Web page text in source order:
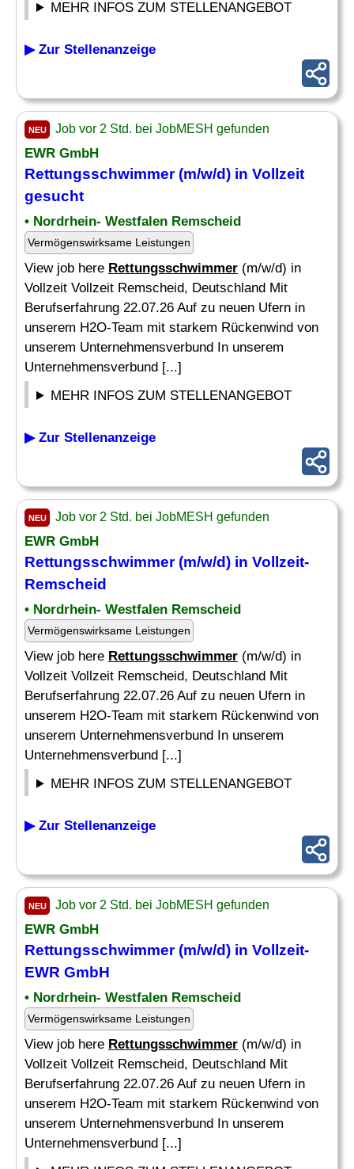
MEHR INFOS ZUM STELLENANGEBOT
▶ Zur Stellenanzeige
NEU Job vor 2 Std. bei JobMESH gefunden
EWR GmbH
Rettungsschwimmer(m/w/d) in Vollzeit
gesucht
• Nordrhein- Westfalen Remscheid
Vermögenswirksame Leistungen
View job here Rettungsschwimmer (m/w/d) in
Vollzeit Vollzeit Remscheid, Deutschland Mit
Berufserfahrung 22.07.26 Auf zu neuen Ufern in
unserem H2O-Team mit starkem Rückenwind von
unserem Unternehmensverbund In unserem
Unternehmensverbund [...]
MEHR INFOS ZUM STELLENANGEBOT
▶ Zur Stellenanzeige
NEU Job vor 2 Std. bei JobMESH gefunden
EWR GmbH
Rettungsschwimmer(m/w/d) in Vollzeit-
Remscheid
• Nordrhein- Westfalen Remscheid
Vermögenswirksame Leistungen
View job here Rettungsschwimmer (m/w/d) in
Vollzeit Vollzeit Remscheid, Deutschland Mit
Berufserfahrung 22.07.26 Auf zu neuen Ufern in
unserem H2O-Team mit starkem Rückenwind von
unserem Unternehmensverbund In unserem
Unternehmensverbund [...]
MEHR INFOS ZUM STELLENANGEBOT
▶ Zur Stellenanzeige
NEU Job vor 2 Std. bei JobMESH gefunden
EWR GmbH
Rettungsschwimmer(m/w/d) in Vollzeit-
EWR GmbH
• Nordrhein- Westfalen Remscheid
Vermögenswirksame Leistungen
View job here Rettungsschwimmer (m/w/d) in
Vollzeit Vollzeit Remscheid, Deutschland Mit
Berufserfahrung 22.07.26 Auf zu neuen Ufern in
unserem H2O-Team mit starkem Rückenwind von
unserem Unternehmensverbund In unserem
Unternehmensverbund [...]